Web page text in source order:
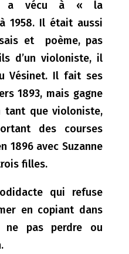
a vécu à « la
1958. Il était aussi
et poème, pas
d’un violoniste, il
Vésinet. Il fait ses
1893, mais gagne
tant que violoniste,
des courses
1896 avec Suzanne
filles.
qui refuse
en copiant dans
ne pas perdre ou